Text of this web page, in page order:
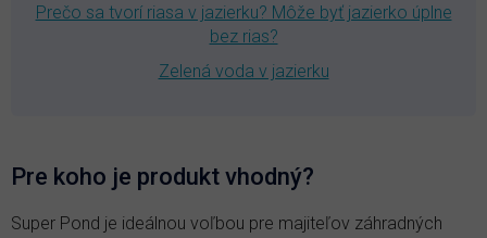
Prečo sa tvorí riasa v jazierku? Môže byť jazierko úplne
bez rias?
Zelená voda v jazierku
Pre koho je produkt vhodný?
Super Pond je ideálnou voľbou pre majiteľov záhradných